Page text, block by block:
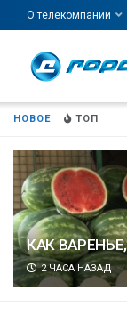
НОВОЕ ТОП
КАК
2 ЧАСА НАЗАД
О телекомпании